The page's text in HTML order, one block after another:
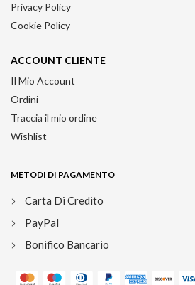
Privacy Policy
Cookie Policy
ACCOUNT CLIENTE
Il Mio Account
Ordini
Traccia il mio ordine
Wishlist
METODI DI PAGAMENTO
Carta Di Credito
PayPal
Bonifico Bancario